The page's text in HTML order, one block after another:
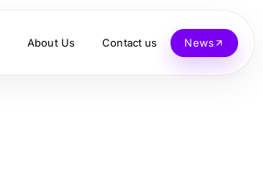
About Us Contact us News